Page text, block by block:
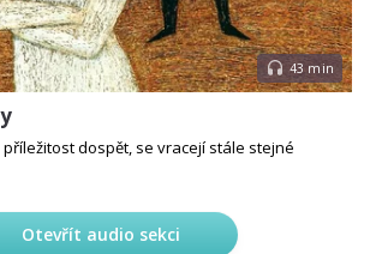
43 min
dospět, se vracejí stále stejné
Otevřít audio sekci